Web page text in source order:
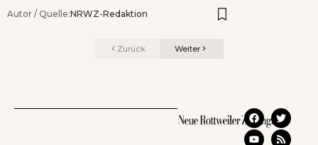
Autor / Quelle:NRWZ-Redaktion
Zurück Weiter